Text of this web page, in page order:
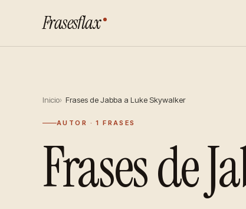
Frasesflax
Inicio Frases de Jabba a Luke Skywalker
AUTOR · 1 FRASES
Frases de